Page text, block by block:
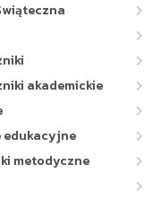
akademickie
edukacyjne
metodyczne